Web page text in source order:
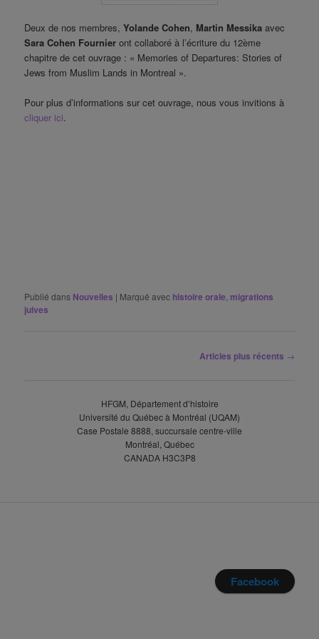
Deux de nos membres,Yolande Cohen, Martin Messika avec
Sara Cohen Fournier ont collaboré à l’écriture du 12ème
chapitre de cet ouvrage : « Memories of Departures: Stories of
Jews from Muslim Lands in Montreal ».
Pour plus d’informations sur cet ouvrage, nous vous invitions à
cliquer ici.
Publié dans Nouvelles | Marqué avec histoire orale migrations
juives
Articles plus récents →
HFGM, Département d’histoire
Université du Québec à Montréal (UQAM)
Case Postale 8888, succursale centre-ville
Montréal, Québec
CANADA H3C3P8
Facebook